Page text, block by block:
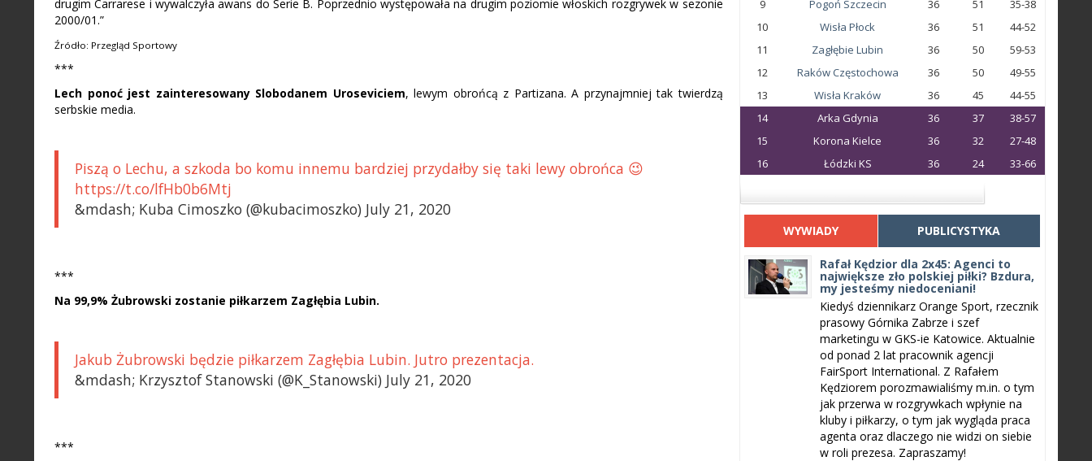
drugim Carrarese i wywalczyła awans do Serie B. Poprzednio występowała na drugim poziomie włoskich rozgrywek w sezonie
2000/01.”
Źródło: Przegląd Sportowy
***
Lech ponoć jest zainteresowany Slobodanem Uroseviciem, lewym obrońcą z Partizana. A przynajmniej tak twierdzą
serbskie media.
Piszą o Lechu, a szkoda bo komu innemu bardziej przydałby się taki lewy obrońca 😉
https://t.co/lfHb0b6Mtj
&mdash; Kuba Cimoszko (@kubacimoszko) July 21, 2020
***
Na 99,9% Żubrowski zostanie piłkarzem Zagłębia Lubin.
Jakub Żubrowski będzie piłkarzem Zagłębia Lubin. Jutro prezentacja.
&mdash; Krzysztof Stanowski (@K_Stanowski) July 21, 2020
***
9
Pogoń Szczecin 36 51
35-38
10
Wisła Płock 36 51
44-52
11
Zagłębie Lubin 36 50
59-53
12
Raków Częstochowa 36 50
49-55
13
Wisła Kraków 36 45
44-55
14
Arka Gdynia 36 37
38-57
15
Korona Kielce 36 32
27-48
16
Łódzki KS 36 24 33-66
WYWIADY PUBLICYSTYKA
Rafał Kędzior dla 2x45: Agenci to
największe zło polskiej piłki? Bzdura,
my jesteśmy niedoceniani!
Kiedyś dziennikarz Orange Sport, rzecznik
prasowy Górnika Zabrze i szef
marketingu w GKS-ie Katowice. Aktualnie
od ponad 2 lat pracownik agencji
FairSport International. Z Rafałem
Kędziorem porozmawialiśmy m.in. o tym
jak przerwa w rozgrywkach wpłynie na
kluby i piłkarzy, o tym jak wygląda praca
agenta oraz dlaczego nie widzi on siebie
w roli prezesa. Zapraszamy!